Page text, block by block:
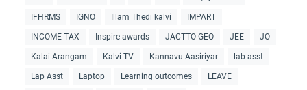
IFHRMS IGNO Illam Thedi kalvi IMPART
INCOME TAX Inspire awards JACTTO-GEO JEE JO
Kalai Arangam Kalvi TV Kannavu Aasiriyar lab asst
Lap Asst Laptop Learning outcomes LEAVE